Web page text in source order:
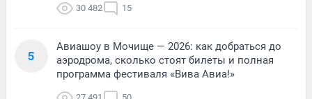
30 482 15
5
Авиашоу в Мочище — 2026: как добраться до
аэродрома, сколько стоят билеты и полная
программа фестиваля «Вива Авиа!»